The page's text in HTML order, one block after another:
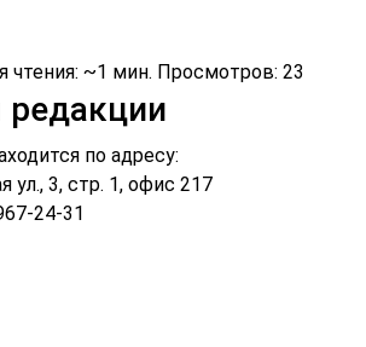
чтения: ~1 мин. Просмотров: 23
по адресу:
ул., 3, стр. 1, офис 217
24-31